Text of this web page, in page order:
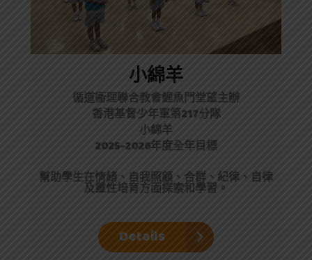
小綿羊
循道衞理聯合教會鯉魚門堂望主辦
香港基督少年軍第217分隊
小綿羊
2025-2026年度全年目標
幫助學生在情緒、自我照顧、合群、紀律、自律
及靈性培育方面探索和學習。
Details